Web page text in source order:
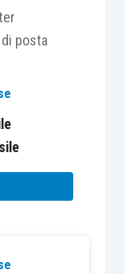
della
pubblici, la
in due
e la
prova quando
si possono
posta